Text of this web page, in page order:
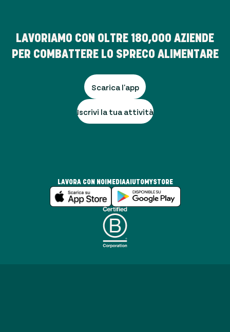
LAVORIAMO CON OLTRE 180,000 AZIENDE
PER COMBATTERE LO SPRECO ALIMENTARE
Scarica l'app
Iscrivi la tua attività
LAVORA CON NOI MEDIAAIUTOMYSTORE